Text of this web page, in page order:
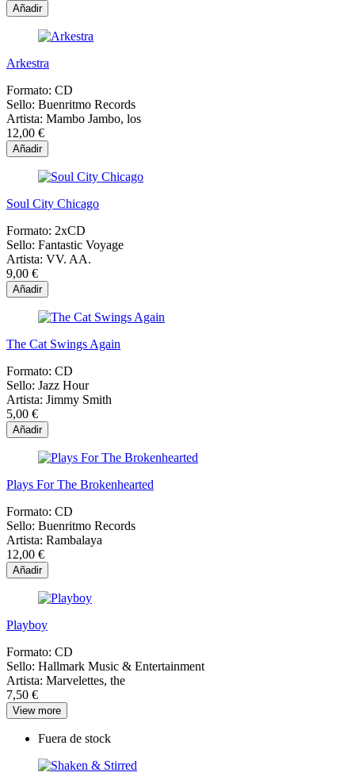
Añadir
Arkestra
Formato: CD
Sello: Buenritmo Records
Artista: Mambo Jambo, los
12,00 €
Añadir
Soul City Chicago
Formato: 2xCD
Sello: Fantastic Voyage
Artista: VV. AA.
9,00 €
Añadir
The Cat Swings Again
Formato: CD
Sello: Jazz Hour
Artista: Jimmy Smith
5,00 €
Añadir
Plays For The Brokenhearted
Formato: CD
Sello: Buenritmo Records
Artista: Rambalaya
12,00 €
Añadir
Playboy
Formato: CD
Sello: Hallmark Music & Entertainment
Artista: Marvelettes, the
7,50 €
View more
Fuera de stock